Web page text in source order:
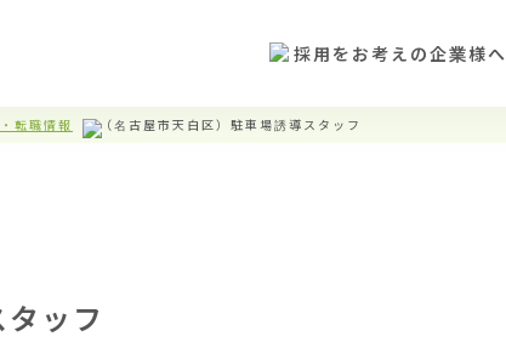
採用をお考えの企業様へ
転職情報 （名古屋市天白区）駐車場誘導スタッフ
ッフ